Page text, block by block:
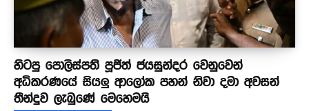
හිටපු පොලිස්පති පූජිත් ජයසුන්දර වෙනුවෙන්
අධිකරණයේ සියලු ආලෝක පහන් නිවා දමා අවසන්
තීන්දුව ලැබුණේ මෙහෙමයි